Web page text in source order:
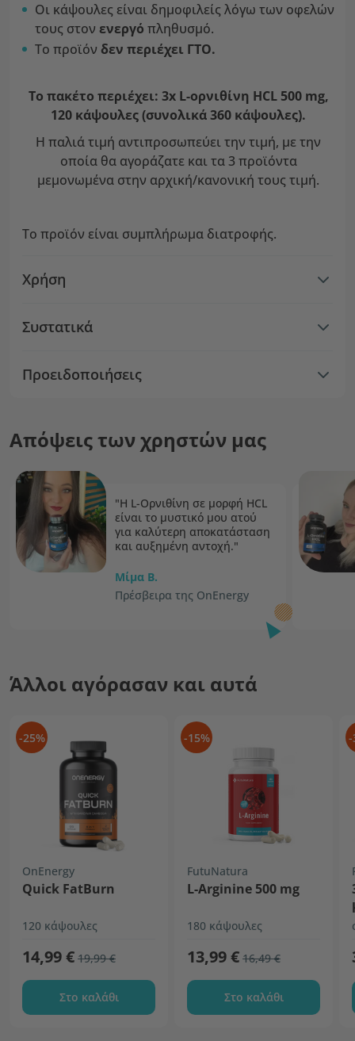
Οι κάψουλες είναι δημοφιλείς λόγω των οφελών
τους στον ενεργό πληθυσμό.
Το προϊόν δεν περιέχει ΓΤΟ.
Το πακέτο περιέχει: 3x L-ορνιθίνη HCL 500 mg,
120 κάψουλες (συνολικά 360 κάψουλες).
Η παλιά τιμή αντιπροσωπεύει την τιμή, με την
οποία θα αγοράζατε και τα 3 προϊόντα
μεμονωμένα στην αρχική/κανονική τους τιμή.
Το προϊόν είναι συμπλήρωμα διατροφής.
Χρήση
Συστατικά
Προειδοποιήσεις
Απόψεις των χρηστών μας
"Η L-Ορνιθίνη σε μορφή HCL
είναι το μυστικό μου ατού
για καλύτερη αποκατάσταση
και αυξημένη αντοχή."
Μίμα Β.
Πρέσβειρα της OnEnergy
Άλλοι αγόρασαν και αυτά
-25%
OnEnergy
Quick FatBurn
120 κάψουλες
14,99 € 19,99 €
Στο καλάθι
-15%
FutuNatura
L-Arginine 500 mg
180 κάψουλες
13,99 € 16,49 €
Στο καλάθι
-